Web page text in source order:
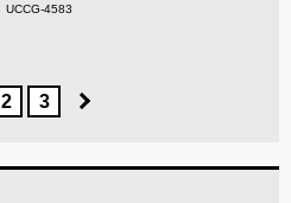
UCCG-4583
2 3